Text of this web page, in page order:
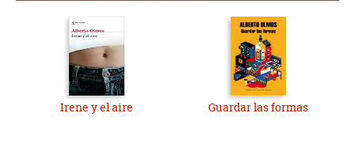
Irene y el aire Guardar las formas